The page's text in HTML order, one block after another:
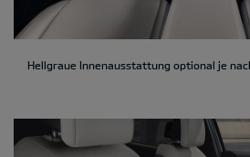
Hellgraue Innenausstattung optional je